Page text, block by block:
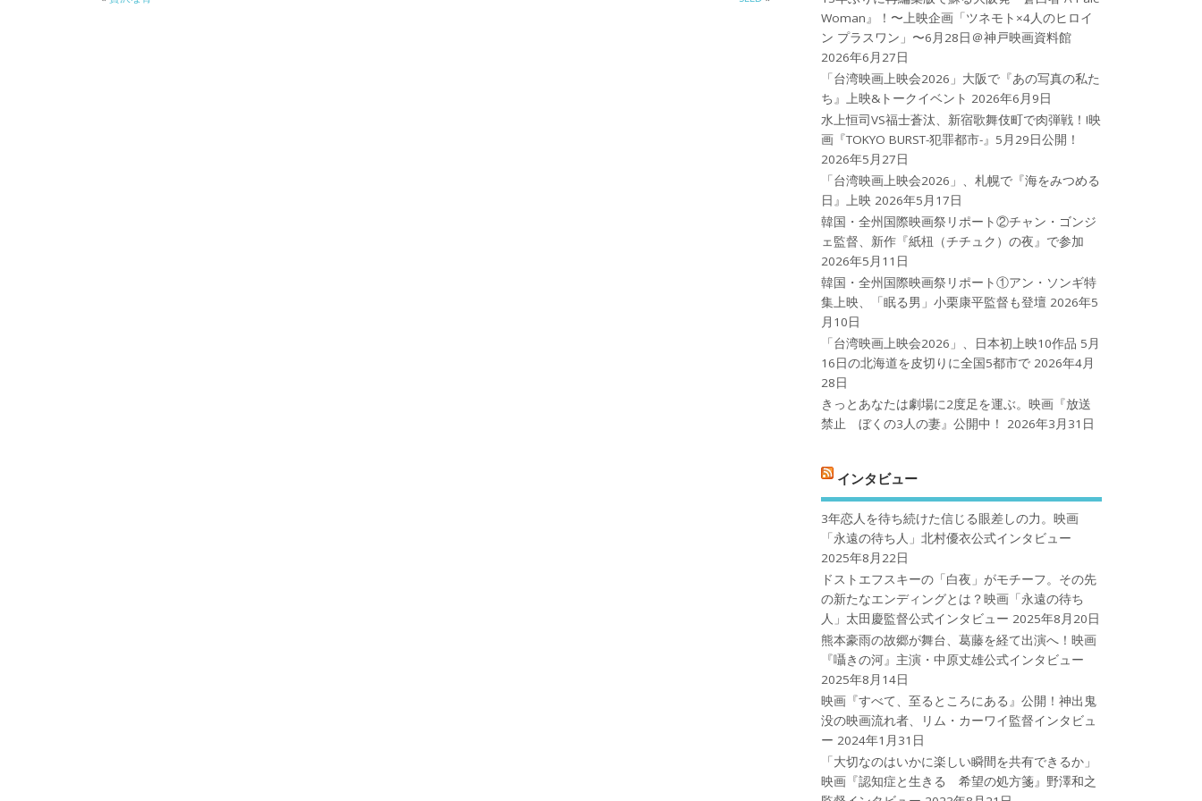
Woman』！〜上映企画「ツネモト×4人のヒロイ
ン プラスワン」〜6月28日＠神戸映画資料館
2026年6月27日
「台湾映画上映会2026」大阪で『あの写真の私た
ち』上映&トークイベント 2026年6月9日
水上恒司VS福士蒼汰、新宿歌舞伎町で肉弾戦！!映
画『TOKYO BURST-犯罪都市-』5月29日公開！
2026年5月27日
「台湾映画上映会2026」、札幌で『海をみつめる
日』上映 2026年5月17日
韓国・全州国際映画祭リポート②チャン・ゴンジ
ェ監督、新作『紙杻（チチュク）の夜』で参加
2026年5月11日
韓国・全州国際映画祭リポート①アン・ソンギ特
集上映、「眠る男」小栗康平監督も登壇 2026年5
月10日
「台湾映画上映会2026」、日本初上映10作品 5月
16日の北海道を皮切りに全国5都市で 2026年4月
28日
きっとあなたは劇場に2度足を運ぶ。映画『放送
禁止 ぼくの3人の妻』公開中！
2026年3月31日
インタビュー
3年恋人を待ち続けた信じる眼差しの力。映画
「永遠の待ち人」北村優衣公式インタビュー
2025年8月22日
ドストエフスキーの「白夜」がモチーフ。その先
の新たなエンディングとは？映画「永遠の待ち
人」太田慶監督公式インタビュー 2025年8月20日
熊本豪雨の故郷が舞台、葛藤を経て出演へ！映画
『囁きの河』主演・中原丈雄公式インタビュー
2025年8月14日
映画『すべて、至るところにある』公開！神出鬼
没の映画流れ者、リム・カーワイ監督インタビュ
ー 2024年1月31日
「大切なのはいかに楽しい瞬間を共有できるか」
映画『認知症と生きる 希望の処方箋』野澤和之